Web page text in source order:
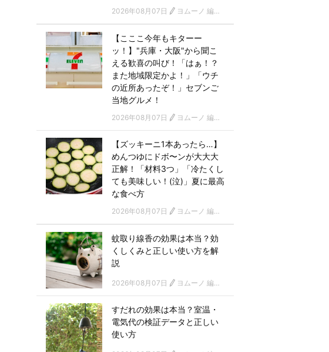
2026年08月07日 ヨムーノ 編集部
【こここ今年もキターー
ッ！】"兵庫・大阪"から聞こ
える歓喜の叫び！「はぁ！？
また地域限定かよ！」「ウチ
の近所あったぞ！」セブンご
当地グルメ！
2026年08月07日 ヨムーノ 編集部
【ズッキーニ1本あったら…】
めんつゆにドボ〜ンが大大大
正解！「材料3つ」「冷たくし
ても美味しい！(泣)」夏に最高
な食べ方
2026年08月07日 ヨムーノ 編集部
蚊取り線香の効果は本当？効
くしくみと正しい使い方を解
説
2026年08月07日 ヨムーノ 編集部
すだれの効果は本当？室温・
電気代の検証データと正しい
使い方